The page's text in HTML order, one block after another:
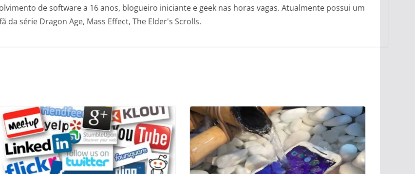
de software a 16 anos, blogueiro iniciante e geek nas horas vagas. Atualmente possui um
da série Dragon Age, Mass Effect, The Elder's Scrolls.